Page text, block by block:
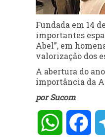
Fundada em 14
importantes
Abel”, em
valorização dos
A abertura do
importância da
por Sucom
WhatsApp